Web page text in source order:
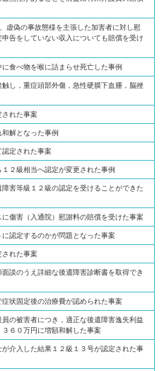
虚偽の事故態様を主張した加害者に対し慰
告をしていない収入についても賠償を受け
食べ物を喉に詰まらせ死亡した事例
し，重症頭部外傷，急性硬膜下血腫，脳挫
された事案
解となった事例
認定された事案
２級相当へ認定が変更された事例
害等級１２級の認定を受けることができた
傷害（入通院）慰謝料の賠償を受けた事案
認定するのかが問題となった事案
された事案
談のうえ詳細な後遺障害診断書を取得でき
状固定後の治療費が認められた事案
の被害者につき，適正な後遺障害逸失利益
６０万円に増額和解した事案
介入した結果１２級１３号が認定された事